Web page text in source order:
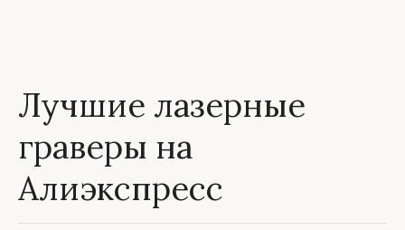
Лучшие лазерные
граверы на
Алиэкспресс